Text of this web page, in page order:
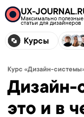
UX-
Максимально полезные
статьи для дизайнеров
Курсы
Курс «Дизайн-
Дизайн-
это и в